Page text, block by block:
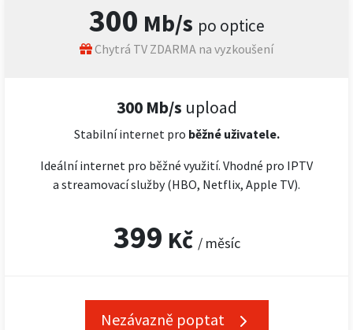
300 Mb/s po optice
Chytrá TV ZDARMA na vyzkoušení
300 Mb/s upload
Stabilní internet pro běžné uživatele.
Ideální internet pro běžné využití. Vhodné pro IPTV
a streamovací služby (HBO, Netflix, Apple TV).
399 Kč / měsíc
Nezávazně poptat